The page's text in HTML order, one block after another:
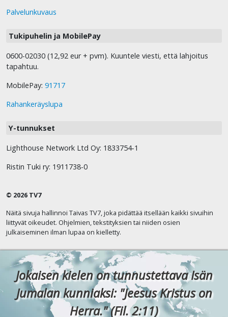
Palvelunkuvaus
Tukipuhelin ja MobilePay
0600-02030 (12,92 eur + pvm). Kuuntele viesti, että lahjoitus
tapahtuu.
MobilePay: 91717
Rahankeräyslupa
Y-tunnukset
Lighthouse Network Ltd Oy: 1833754-1
Ristin Tuki ry: 1911738-0
© 2026 TV7
Näitä sivuja hallinnoi Taivas TV7, joka pidättää itsellään kaikki sivuihin
liittyvät oikeudet. Ohjelmien, tekstityksien tai niiden osien
julkaiseminen ilman lupaa on kielletty.
Jokaisen kielen on tunnustettava Isän
Jumalan kunniaksi: "Jeesus Kristus on
Herra." (Fil. 2:11)